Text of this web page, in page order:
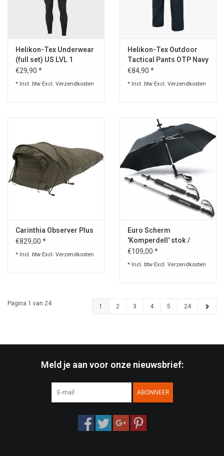
Helikon-Tex Underwear
(full set) US LVL 1
€29,90 *
* Incl. btw Excl. Verzendkosten
Helikon-Tex Outdoor
Tactical Pants OTP Navy
Blue
€84,90 *
* Incl. btw Excl. Verzendkosten
Carinthia Observer Plus
€829,00 *
* Incl. btw Excl. Verzendkosten
Euro Scherm
'Komperdell' stok /
paraplu
€109,00 *
* Incl. btw Excl. Verzendkosten
Pagina 1 van 24 1 2 3 4 5 24
Meld je aan voor onze nieuwsbrief:
ABONNEER